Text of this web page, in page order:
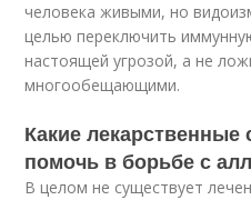
человека живыми, но
целью переключить
настоящей угрозой, а не
многообещающими.
Какие лекарственные
помочь в борьбе с
В целом не существует